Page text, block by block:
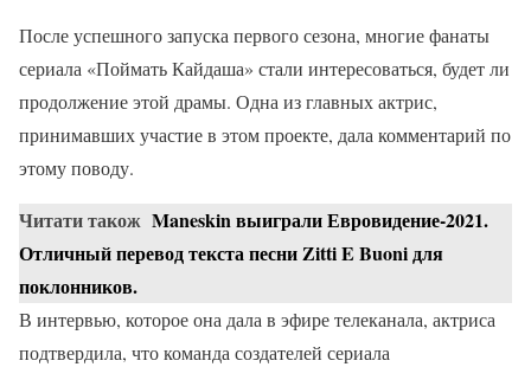
После успешного запуска первого сезона, многие фанаты
сериала «Поймать Кайдаша» стали интересоваться, будет ли
продолжение этой драмы. Одна из главных актрис,
принимавших участие в этом проекте, дала комментарий по
этому поводу.
Читати також Maneskin выиграли Евровидение-2021.
Отличный перевод текста песни Zitti E Buoni для
поклонников.
В интервью, которое она дала в эфире телеканала, актриса
подтвердила, что команда создателей сериала